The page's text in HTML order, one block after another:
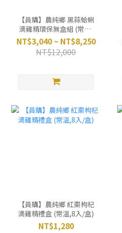
【員購】農純鄉 黑蒜蛤蜊
滴雞精環保無盒組 (常溫,
20/60包)
NT$3,040 ~ NT$8,250
NT$12,000
【員購】農純鄉 紅棗枸杞
滴雞精禮盒 (常溫,8入/盒)
NT$1,280